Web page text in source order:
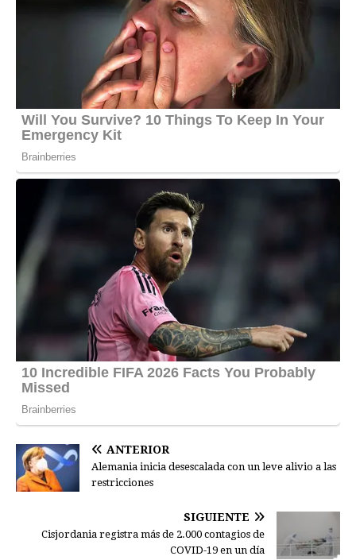
ANTERIOR
Alemania inicia desescalada con un leve alivio a las
restricciones
SIGUIENTE
Cisjordania registra más de 2.000 contagios de
COVID-19 en un día